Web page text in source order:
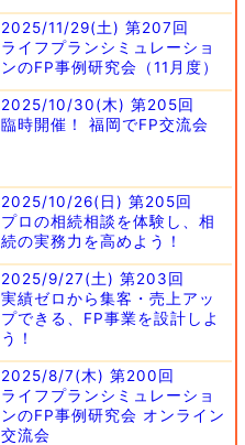
2025/11/29(土) 第207回
ライフプランシミュレーショ
ンのFP事例研究会（11月度）
2025/10/30(木) 第205回
臨時開催！ 福岡でFP交流会
2025/10/26(日) 第205回
プロの相続相談を体験し、相
続の実務力を高めよう！
2025/9/27(土) 第203回
実績ゼロから集客・売上アッ
プできる、FP事業を設計しよ
う！
2025/8/7(木) 第200回
ライフプランシミュレーショ
ンのFP事例研究会 オンライン
交流会